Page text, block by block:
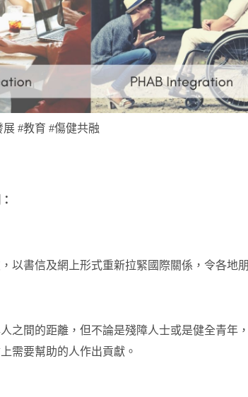
#教育 #傷健共融
以書信及網上形式重新拉緊國際關係，令各地
之間的距離，但不論是殘障人士或是健全青年
需要幫助的人作出貢獻。